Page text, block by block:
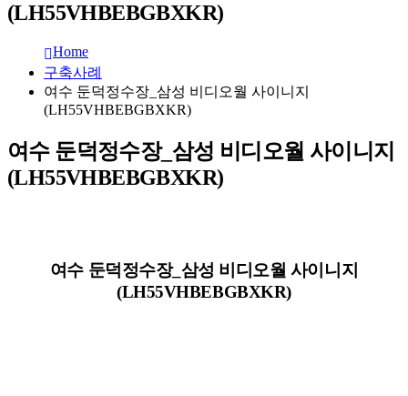
(LH55VHBEBGBXKR)
Home
구축사례
여수 둔덕정수장_삼성 비디오월 사이니지
(LH55VHBEBGBXKR)
여수 둔덕정수장_삼성 비디오월 사이니지
(LH55VHBEBGBXKR)
여수 둔덕정수장_삼성 비디오월 사이니지
(LH55VHBEBGBXKR)